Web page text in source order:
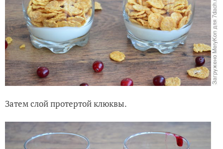
Затем слой протертой клюквы.